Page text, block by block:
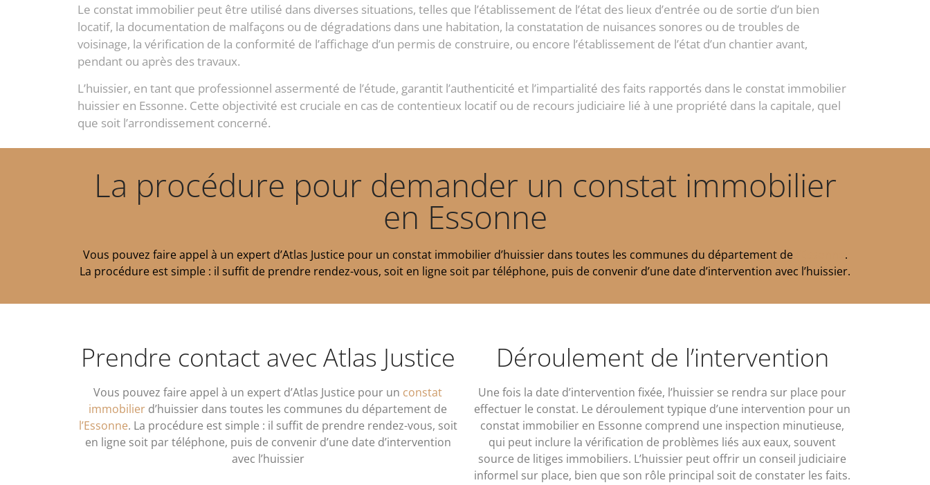
Le constat immobilier peut être utilisé dans diverses situations, telles que l’établissement de l’état des lieux d’entrée ou de sortie d’un bien
locatif, la documentation de malfaçons ou de dégradations dans une habitation, la constatation de nuisances sonores ou de troubles de
voisinage, la vérification de la conformité de l’affichage d’un permis de construire, ou encore l’établissement de l’état d’un chantier avant,
pendant ou après des travaux.
L’huissier, en tant que professionnel assermenté de l’étude, garantit l’authenticité et l’impartialité des faits rapportés dans le constat immobilier
huissier en Essonne. Cette objectivité est cruciale en cas de contentieux locatif ou de recours judiciaire lié à une propriété dans la capitale, quel
que soit l’arrondissement concerné.
La procédure pour demander un constat immobilier
en Essonne
Vous pouvez faire appel à un expert d’Atlas Justice pour un constat immobilier d’huissier dans toutes les communes du département de
.
La procédure est simple : il suffit de prendre rendez-vous, soit en ligne soit par téléphone, puis de convenir d’une date d’intervention avec l’huissier.
Prendre contact avec Atlas Justice
Vous pouvez faire appel à un expert d’Atlas Justice pour un constat
immobilier d’huissier dans toutes les communes du département de
l’Essonne. La procédure est simple : il suffit de prendre rendez-vous, soit
en ligne soit par téléphone, puis de convenir d’une date d’intervention
avec l’huissier
Déroulement de l’intervention
Une fois la date d’intervention fixée, l’huissier se rendra sur place pour
effectuer le constat. Le déroulement typique d’une intervention pour un
constat immobilier en Essonne comprend une inspection minutieuse,
qui peut inclure la vérification de problèmes liés aux eaux, souvent
source de litiges immobiliers. L’huissier peut offrir un conseil judiciaire
informel sur place, bien que son rôle principal soit de constater les faits.